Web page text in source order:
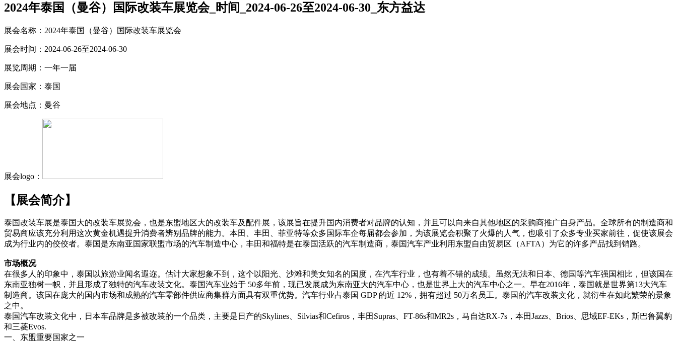
2024年泰国（曼谷）国际改装车展览会_时间_2024-06-26至2024-06-30_东方益达
展会名称： 2024年泰国（曼谷）国际改装车展览会
展会时间： 2024-06-26至2024-06-30
展览周期： 一年一届
展会国家： 泰国
展会地点： 曼谷
展会logo：
【展会简介】
泰国改装车展是泰国大的改装车展览会，也是东盟地区大的改装车及配件展，该展旨在提升国内消费者对品牌的认知，并且可以向来自其他地区的采购商推广自身产品。全球所有的制造商和
贸易商应该充分利用这次黄金机遇提升消费者辨别品牌的能力。本田、丰田、菲亚特等众多国际车企每届都会参加，为该展览会积聚了火爆的人气，也吸引了众多专业买家前往，促使该展会
成为行业内的佼佼者。泰国是东南亚国家联盟市场的汽车制造中心，丰田和福特是在泰国活跃的汽车制造商，泰国汽车产业利用东盟自由贸易区（AFTA）为它的许多产品找到销路。
市场概况
在很多人的印象中，泰国以旅游业闻名遐迩。估计大家想象不到，这个以阳光、沙滩和美女知名的国度，在汽车行业，也有着不错的成绩。虽然无法和日本、德国等汽车强国相比，但该国在
东南亚独树一帜，并且形成了独特的汽车改装文化。泰国汽车业始于 50多年前，现已发展成为东南亚大的汽车中心，也是世界上大的汽车中心之一。早在2016年，泰国就是世界第13大汽车
制造商。该国在庞大的国内市场和成熟的汽车零部件供应商集群方面具有双重优势。汽车行业占泰国 GDP 的近 12%，拥有超过 50万名员工。泰国的汽车改装文化，就衍生在如此繁荣的景象
之中。
泰国汽车改装文化中，日本车品牌是多被改装的一个品类，主要是日产的Skylines、Silvias和Cefiros，丰田Supras、FT-86s和MR2s，马自达RX-7s，本田Jazzs、Brios、思域EF-EKs，斯巴鲁翼豹
和三菱Evos.
一、东盟重要国家之一